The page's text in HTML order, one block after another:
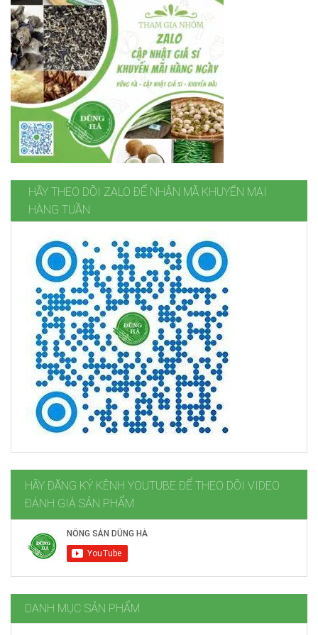
HÃY THEO DÕI ZALO ĐỂ NHẬN MÃ KHUYẾN MẠI
HÀNG TUẦN
HÃY ĐĂNG KÝ KÊNH YOUTUBE ĐỂ THEO DÕI VIDEO
ĐÁNH GIÁ SẢN PHẨM
DANH MỤC SẢN PHẨM